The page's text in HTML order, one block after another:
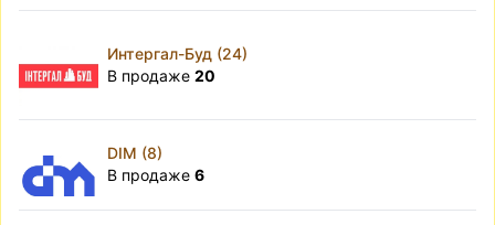
Интергал-Буд (24)
В продаже 20
DIM (8)
В продаже 6